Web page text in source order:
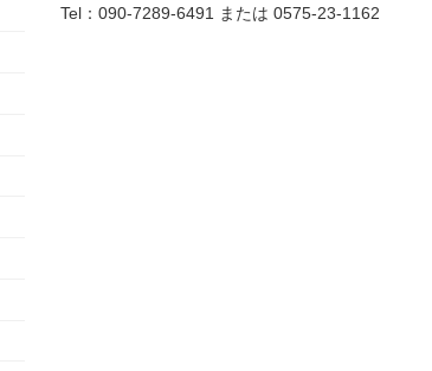
Tel：090-7289-6491 または 0575-23-1162